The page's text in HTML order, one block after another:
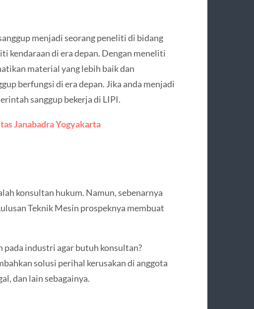
menjadi seorang peneliti di bidang
kendaraan di era depan. Dengan meneliti
material yang lebih baik dan
berfungsi di era depan. Jika anda menjadi
sanggup bekerja di LIPI.
Janabadra Yogyakarta
konsultan hukum. Namun, sebenarnya
Teknik Mesin prospeknya membuat
pada industri agar butuh konsultan?
solusi perihal kerusakan di anggota
dan lain sebagainya.